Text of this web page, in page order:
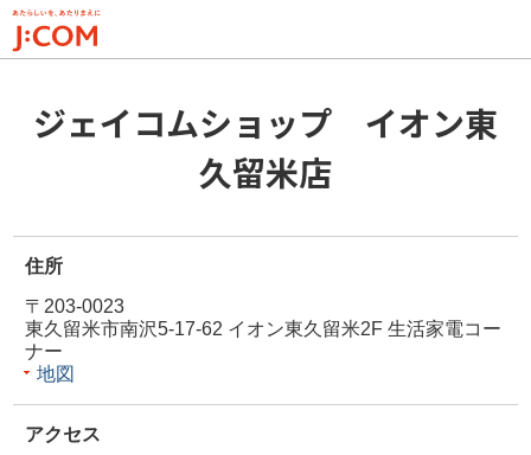
メ
イ
に
ジェイコムショップ イオン東
久留米店
住所
〒203-0023
東久留米市南沢5-17-62 イオン東久留米2F 生活家電コー
ナー
地図
アクセス